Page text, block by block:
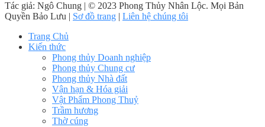
Tác giả: Ngô Chung | © 2023 Phong Thủy Nhân Lộc. Mọi Bản
Quyền Bảo Lưu | Sơ đồ trang | Liên hệ chúng tôi
Trang Chủ
Kiến thức
Phong thủy Doanh nghiệp
Phong thủy Chung cư
Phong thủy Nhà đất
Vận hạn & Hóa giải
Vật Phẩm Phong Thuỷ
Trầm hương
Thờ cúng